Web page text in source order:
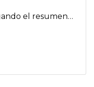
el resumen…